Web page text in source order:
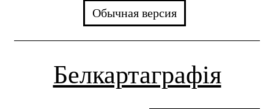
Обычная версия
Белкартаграфія